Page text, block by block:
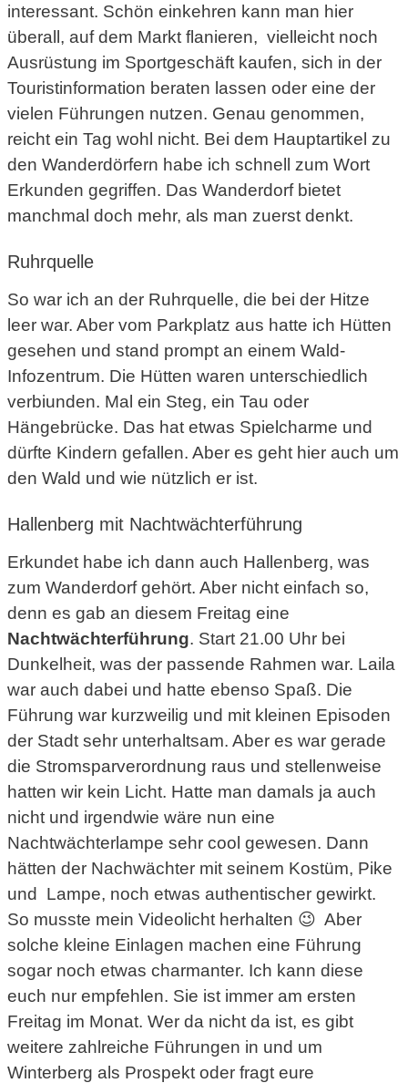
interessant. Schön einkehren kann man hier
überall, auf dem Markt flanieren, vielleicht noch
Ausrüstung im Sportgeschäft kaufen, sich in der
Touristinformation beraten lassen oder eine der
vielen Führungen nutzen. Genau genommen,
reicht ein Tag wohl nicht. Bei dem Hauptartikel zu
den Wanderdörfern habe ich schnell zum Wort
Erkunden gegriffen. Das Wanderdorf bietet
manchmal doch mehr, als man zuerst denkt.
Ruhrquelle
So war ich an der Ruhrquelle, die bei der Hitze
leer war. Aber vom Parkplatz aus hatte ich Hütten
gesehen und stand prompt an einem Wald-
Infozentrum. Die Hütten waren unterschiedlich
verbiunden. Mal ein Steg, ein Tau oder
Hängebrücke. Das hat etwas Spielcharme und
dürfte Kindern gefallen. Aber es geht hier auch um
den Wald und wie nützlich er ist.
Hallenberg mit Nachtwächterführung
Erkundet habe ich dann auch Hallenberg, was
zum Wanderdorf gehört. Aber nicht einfach so,
denn es gab an diesem Freitag eine
Nachtwächterführung. Start 21.00 Uhr bei
Dunkelheit, was der passende Rahmen war. Laila
war auch dabei und hatte ebenso Spaß. Die
Führung war kurzweilig und mit kleinen Episoden
der Stadt sehr unterhaltsam. Aber es war gerade
die Stromsparverordnung raus und stellenweise
hatten wir kein Licht. Hatte man damals ja auch
nicht und irgendwie wäre nun eine
Nachtwächterlampe sehr cool gewesen. Dann
hätten der Nachwächter mit seinem Kostüm, Pike
und Lampe, noch etwas authentischer gewirkt.
So musste mein Videolicht herhalten 😉 Aber
solche kleine Einlagen machen eine Führung
sogar noch etwas charmanter. Ich kann diese
euch nur empfehlen. Sie ist immer am ersten
Freitag im Monat. Wer da nicht da ist, es gibt
weitere zahlreiche Führungen in und um
Winterberg als Prospekt oder fragt eure